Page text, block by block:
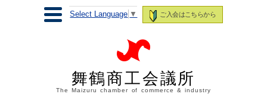
ご入会はこちらから
Select Language ▼
舞鶴商工会議所
The Maizuru chamber of commerce & industry